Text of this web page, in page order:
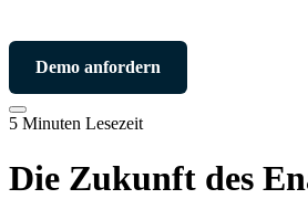
Demo anfordern
5 Minuten Lesezeit
Die Zukunft des